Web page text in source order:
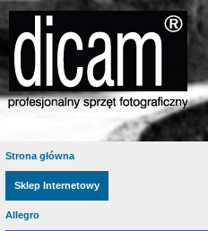
Strona główna
Sklep Internetowy
Allegro